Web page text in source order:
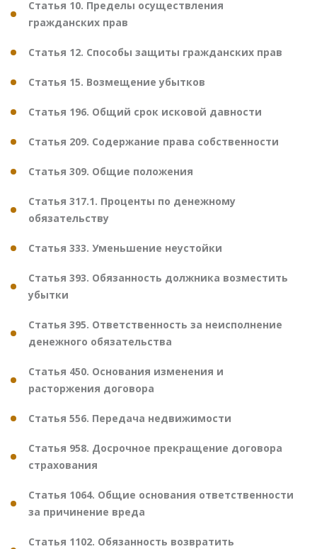
Статья 10. Пределы осуществления
гражданских прав
Статья 12. Способы защиты гражданских прав
Статья 15. Возмещение убытков
Статья 196. Общий срок исковой давности
Статья 209. Содержание права собственности
Статья 309. Общие положения
Статья 317.1. Проценты по денежному
обязательству
Статья 333. Уменьшение неустойки
Статья 393. Обязанность должника возместить
убытки
Статья 395. Ответственность за неисполнение
денежного обязательства
Статья 450. Основания изменения и
расторжения договора
Статья 556. Передача недвижимости
Статья 958. Досрочное прекращение договора
страхования
Статья 1064. Общие основания ответственности
за причинение вреда
Статья 1102. Обязанность возвратить